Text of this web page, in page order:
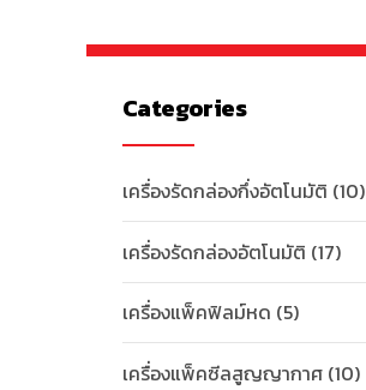
Categories
เครื่องรัดกล่องกึ่งอัตโนมัติ (10)
เครื่องรัดกล่องอัตโนมัติ (17)
เครื่องแพ็คฟิลม์หด (5)
เครื่องแพ็คซีลสูญญากาศ (10)